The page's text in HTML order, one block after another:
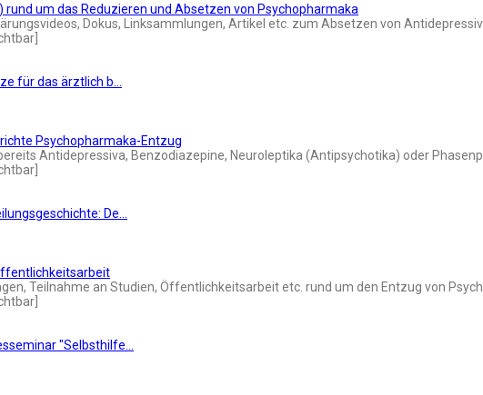
rund um das Reduzieren und Absetzen von Psychopharmaka
Dokus, Linksammlungen, Artikel etc. zum Absetzen von
für das ärztlich b…
Psychopharmaka-Entzug
Antidepressiva, Benzodiazepine, Neuroleptika (Antipsychotika) oder
De…
Teilnahme an Studien, Öffentlichkeitsarbeit etc. rund um den Entzug von
"Selbsthilfe…